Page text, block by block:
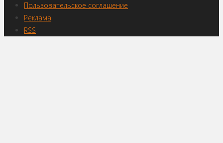
Пользовательское соглашение
Реклама
RSS